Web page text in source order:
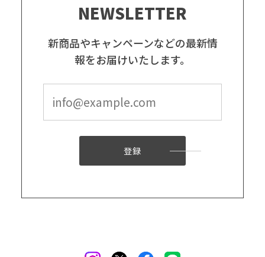
NEWSLETTER
新商品やキャンペーンなどの最新情
報をお届けいたします。
登録